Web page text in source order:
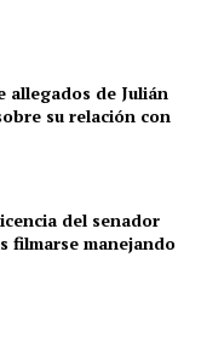
allegados de Julián
su relación con
del senador
filmarse manejando